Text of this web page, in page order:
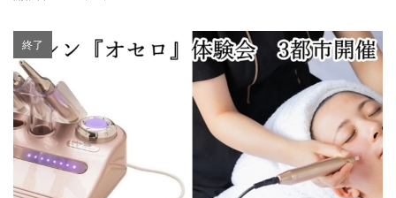
終了